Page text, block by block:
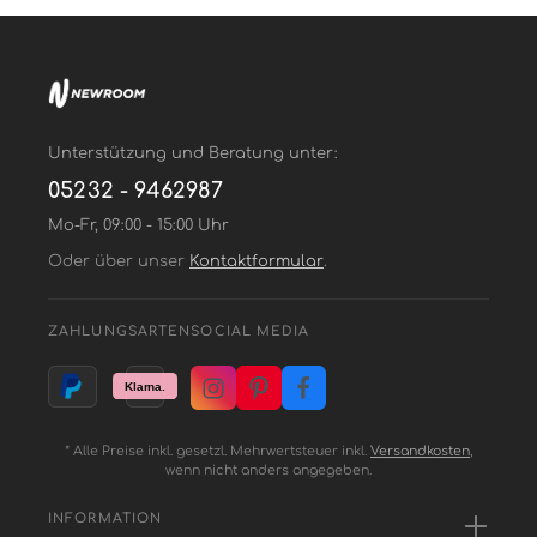
Unterstützung und Beratung unter:
05232 - 9462987
Mo-Fr, 09:00 - 15:00 Uhr
Oder über unser Kontaktformular.
ZAHLUNGSARTEN SOCIAL MEDIA
* Alle Preise inkl. gesetzl. Mehrwertsteuer inkl. Versandkosten,
wenn nicht anders angegeben.
INFORMATION